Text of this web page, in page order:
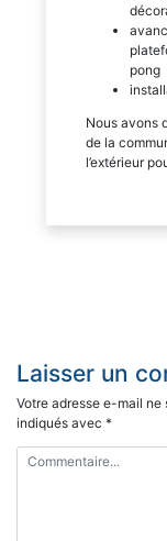
pong
Nous avons
de la
l’extérieur
Laisser un
Votre adresse e-mail ne
indiqués avec *